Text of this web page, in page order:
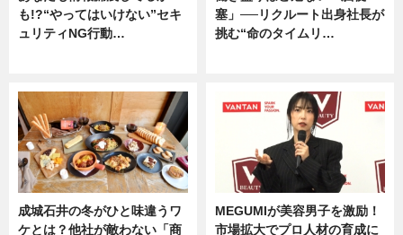
も!?“やってはいけない”セキ
ュリティNG行動…
塞」──リクルート出身社長が
挑む“命のタイムリ…
成城石井の冬がひと味違うワ
ケとは？他社が敵わない「商
MEGUMIが美容男子を激励！
市場拡大でプロ人材の育成に